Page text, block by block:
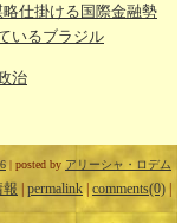
仕掛ける国際金融勢
いるブラジル
治
| posted by アリーシャ・ロデム
報 | permalink | comments(0) |